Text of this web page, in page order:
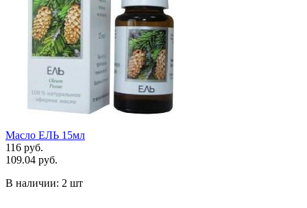
Масло ЕЛЬ 15мл
116 руб.
109.04 руб.
В наличии: 2 шт